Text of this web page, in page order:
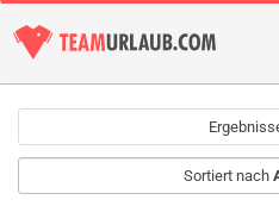
Sortiert nach